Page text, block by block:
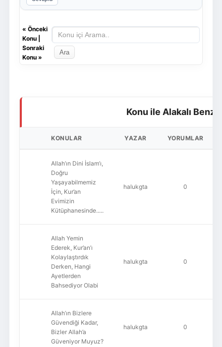
« Önceki
Konu|
Sonraki
Konu»
Konu ile Alakalı
KONULAR YAZAR YORUMLAR
Allah’ın Dini İslam’ı,
Doğru
Yaşayabilmemiz
İçin, Kur’an
Evimizin
Kütüphanesinde.....
halukgta 0
Allah Yemin
Ederek, Kur’an’ı
Kolaylaştırdık
Derken, Hangi
Ayetlerden
Bahsediyor Olabi
halukgta 0
Allah’ın Bizlere
Güvendiği Kadar,
Bizler Allah’a
Güveniyor Muyuz?
halukgta 0